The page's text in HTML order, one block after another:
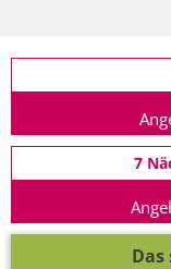
7
Das